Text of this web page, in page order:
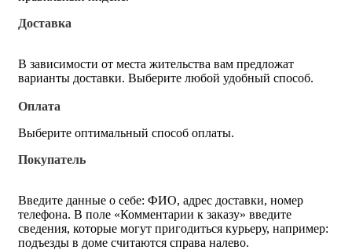
Доставка
В зависимости от места жительства вам предложат
варианты доставки. Выберите любой удобный способ.
Оплата
Выберите оптимальный способ оплаты.
Покупатель
Введите данные о себе: ФИО, адрес доставки, номер
телефона. В поле «Комментарии к заказу» введите
сведения, которые могут пригодиться курьеру, например:
подъезды в доме считаются справа налево.